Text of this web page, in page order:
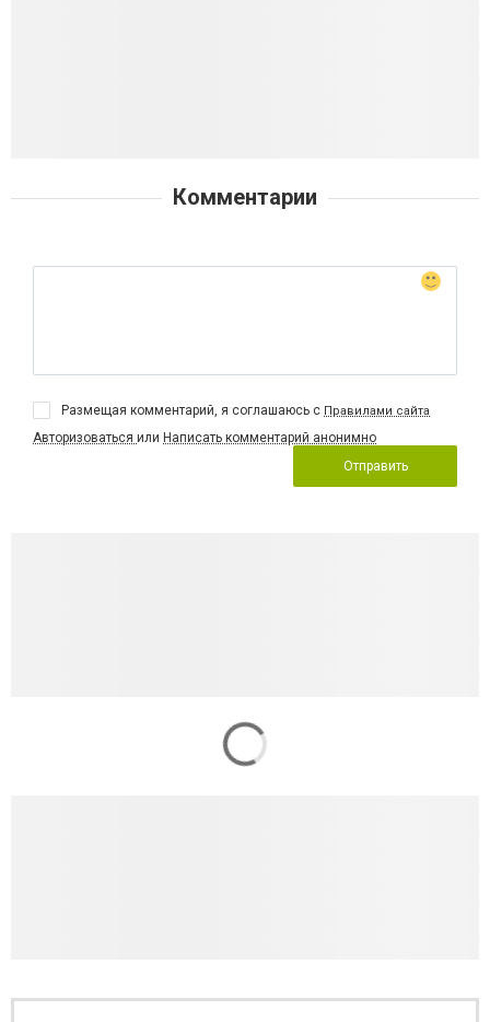
Комментарии
Размещая комментарий, я соглашаюсь с Правилами сайта
Авторизоваться или Написать комментарий анонимно
Отправить